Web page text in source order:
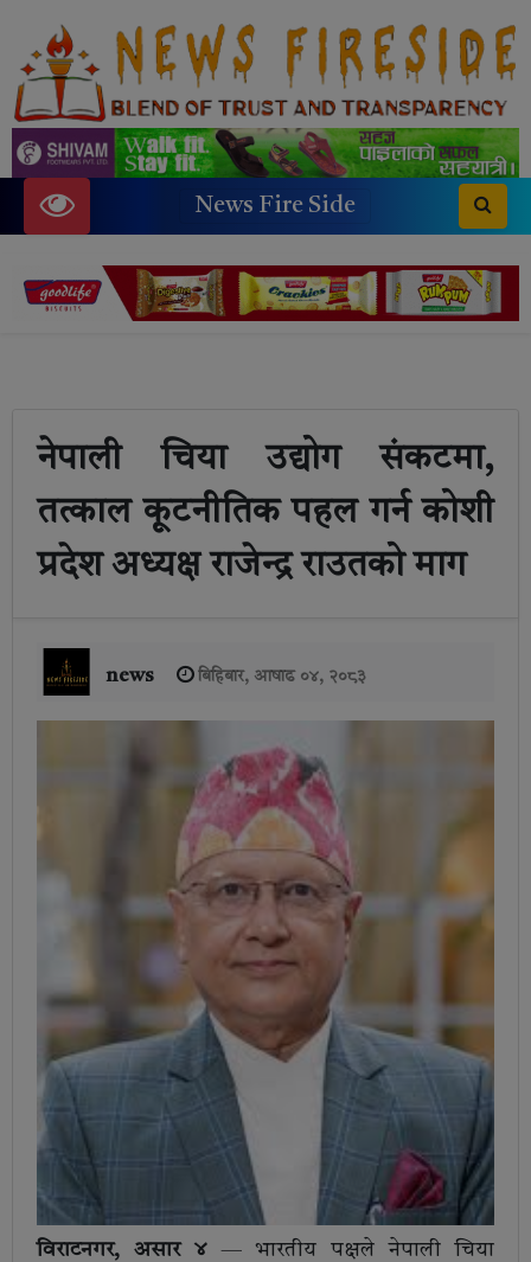
News Fire Side
नेपाली चिया उद्योग संकटमा,
तत्काल कूटनीतिक पहल गर्न कोशी
प्रदेश अध्यक्ष राजेन्द्र राउतको माग
news बिहिबार, आषाढ ०४, २०८३
विराटनगर, असार ४— भारतीय पक्षले नेपाली चिया